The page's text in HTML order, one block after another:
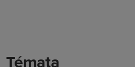
Témata